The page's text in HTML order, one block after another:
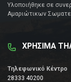
Υλοποιήθηκε σε
Αμαριώτικων
ΧΡΗΣΙΜΑ
Τηλεφωνικό Κέντρο
28333 40200